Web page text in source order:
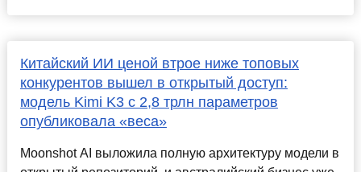
Китайский ИИ ценой втрое ниже топовых
конкурентов вышел в открытый доступ:
модель Kimi K3 с 2,8 трлн параметров
опубликовала «веса»
Moonshot AI выложила полную архитектуру модели в